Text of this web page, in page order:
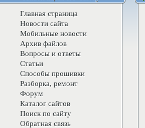
Главная страница
Новости сайта
Мобильные новости
Архив файлов
Вопросы и ответы
Статьи
Способы прошивки
Разборка, ремонт
Форум
Каталог сайтов
Поиск по сайту
Обратная связь